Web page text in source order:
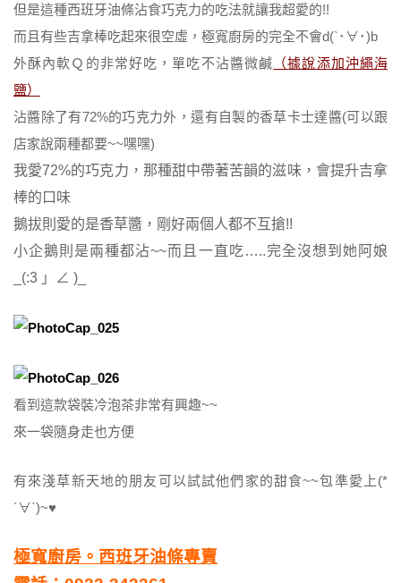
但是這種西班牙油條沾食巧克力的吃法就讓我超愛的!!
而且有些吉拿棒吃起來很空虛，極寬廚房的完全不會d(`･∀･)b
外酥內軟Ｑ的非常好吃，單吃不沾醬微鹹 （據說添加沖繩海
鹽）
沾醬除了有72%的巧克力外，還有自製的香草卡士達醬(可以跟
店家說兩種都要~~嘿嘿)
我愛72%的巧克力，那種甜中帶著苦韻的滋味，會提升吉拿
棒的口味
鵝拔則愛的是香草醬，剛好兩個人都不互搶!!
小企鵝則是兩種都沾~~而且一直吃…..完全沒想到她阿娘
_(:3 」∠ )_
看到這款袋裝冷泡茶非常有興趣~~
來一袋隨身走也方便
有來淺草新天地的朋友可以試試他們家的甜食~~包準愛上(*
´∀`)~♥
極寬廚房。西班牙油條專賣